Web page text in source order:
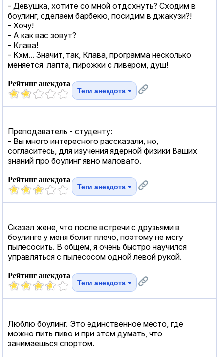
- Девушка, хотите со мной отдохнуть? Сходим в
боулинг, сделаем барбекю, посидим в джакузи?!
- Хочу!
- А как вас зовут?
- Клава!
- Кхм... Значит, так, Клава, программа несколько
меняется: лапта, пирожки с ливером, душ!
Рейтинг анекдота
Теги анекдота
Преподаватель - студенту:
- Вы много интересного рассказали, но,
согласитесь, для изучения ядерной физики Ваших
знаний про боулинг явно маловато.
Рейтинг анекдота
Теги анекдота
Сказал жене, что после встречи с друзьями в
боулинге у меня болит плечо, поэтому не могу
пылесосить. В общем, я очень быстро научился
управляться с пылесосом одной левой рукой.
Рейтинг анекдота
Теги анекдота
Люблю боулинг. Это единственное место, где
можно пить пиво и при этом думать, что
занимаешься спортом.